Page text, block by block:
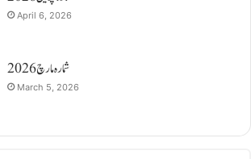
April 6, 2026
شمارہ مارچ 2026
March 5, 2026